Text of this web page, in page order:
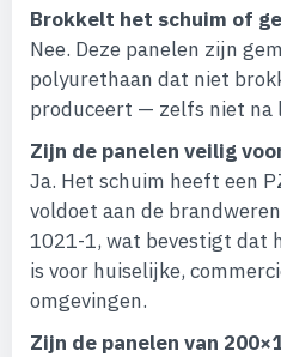
Brokkelt het schuim of
Nee. Deze panelen zijn
polyurethaan dat niet
produceert — zelfs niet na
Zijn de panelen veilig
Ja. Het schuim heeft een
voldoet aan de
1021-1, wat bevestigt dat
is voor huiselijke,
omgevingen.
Zijn de panelen van